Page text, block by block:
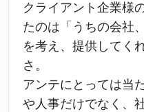
クライアント企業様
たのは「うちの会社
を考え、提供してく
さ。
アンテにとっては当
や人事だけでなく、